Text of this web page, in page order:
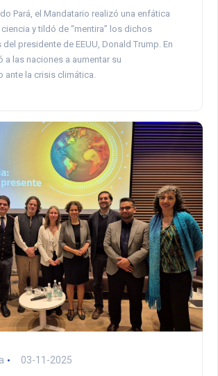
Pará, el Mandatario realizó una enfática
y tildó de “mentira” los dichos
presidente de EEUU, Donald Trump. En
a las naciones a aumentar su
ante la crisis climática.
03-11-2025